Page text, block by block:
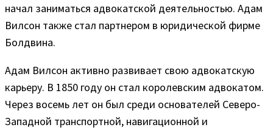
начал заниматься адвокатской деятельностью. Адам
Вилсон также стал партнером в юридической фирме
Болдвина.
Адам Вилсон активно развивает свою адвокатскую
карьеру. В 1850 году он стал королевским адвокатом.
Через восемь лет он был среди основателей Северо-
Западной транспортной, навигационной и